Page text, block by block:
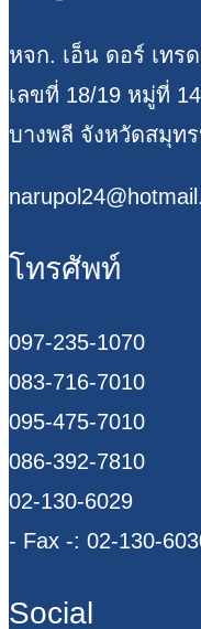
หจก. เอ็น ดอร์ เทร
เลขที่ 18/19 หมู่ที่
บางพลี จังหวัดสมุท
โทรศัพท์
097-235-1070
083-716-7010
095-475-7010
086-392-7810
02-130-6029
- Fax -: 02-130-
Social